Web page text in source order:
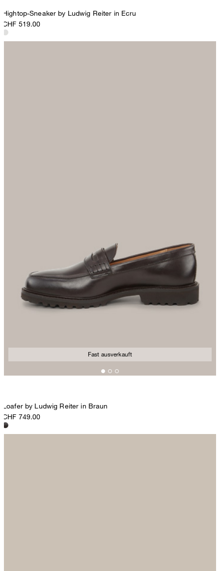
Hightop-Sneaker by Ludwig Reiter in Ecru
CHF 519.00
Fast ausverkauft
Loafer by Ludwig Reiter in Braun
CHF 749.00